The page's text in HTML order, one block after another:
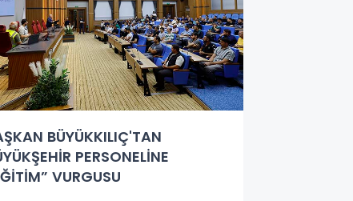
BÜYÜKKILIÇ'TAN
PERSONELİNE
VURGUSU